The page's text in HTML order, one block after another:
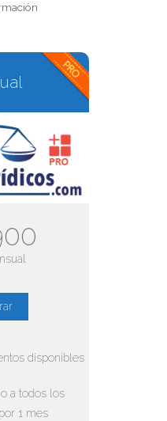
disponibles
a todos los
1 mes